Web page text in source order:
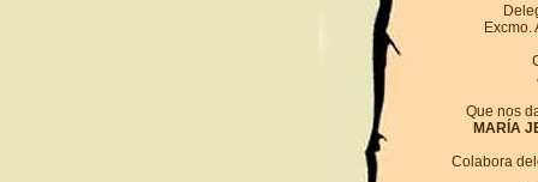
Excmo.
Que nos
MARÍA
Colabora